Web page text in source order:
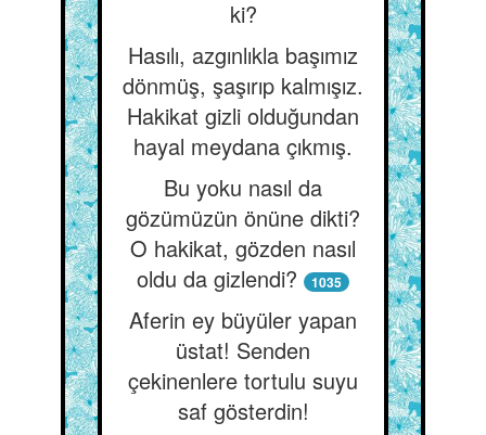
ki?
Hasılı, azgınlıkla başımız
dönmüş, şaşırıp kalmışız.
Hakikat gizli olduğundan
hayal meydana çıkmış.
Bu yoku nasıl da
gözümüzün önüne dikti?
O hakikat, gözden nasıl
oldu da gizlendi?
1035
Aferin ey büyüler yapan
üstat! Senden
çekinenlere tortulu suyu
saf gösterdin!